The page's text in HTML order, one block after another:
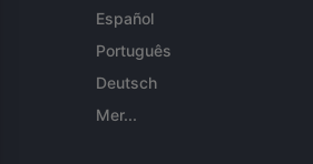
Español
Português
Deutsch
Mer...